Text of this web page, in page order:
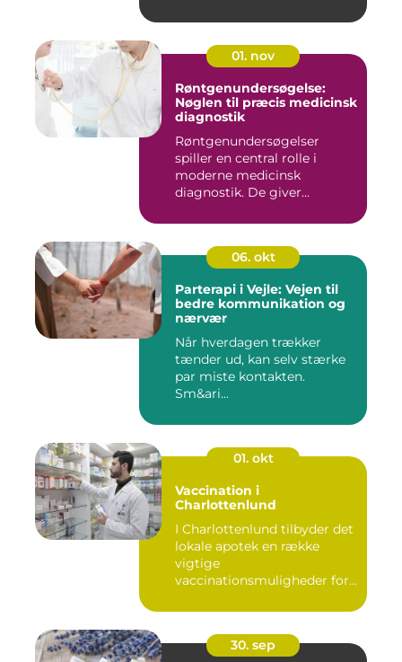
01. nov
Røntgenundersøgelse:
Nøglen til præcis medicinsk
diagnostik
Røntgenundersøgelser
spiller en central rolle i
moderne medicinsk
diagnostik. De giver...
06. okt
Parterapi i Vejle: Vejen til
bedre kommunikation og
nærvær
Når hverdagen trækker
tænder ud, kan selv stærke
par miste kontakten.
Sm&ari...
01. okt
Vaccination i
Charlottenlund
I Charlottenlund tilbyder det
lokale apotek en række
vigtige
vaccinationsmuligheder for
30. sep